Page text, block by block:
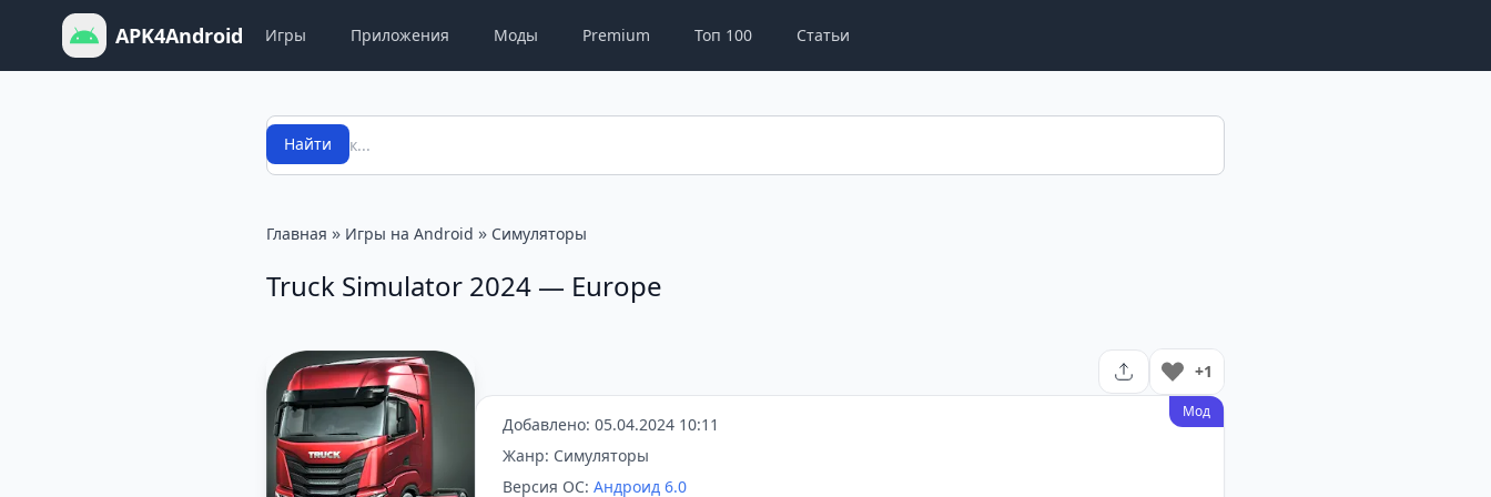
APK4Android Игры Приложения Моды Premium Топ 100 Статьи
Поиск
Найти
Главная » Игры на Android » Симуляторы
Truck Simulator 2024 — Europe
+1
Мод
Добавлено: 05.04.2024 10:11
Жанр: Симуляторы
Версия ОС: Андроид 6.0